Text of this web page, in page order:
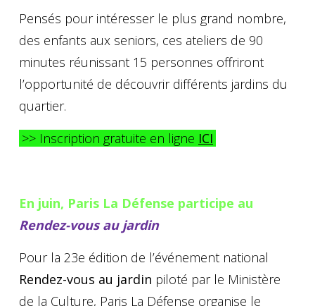
Pensés pour intéresser le plus grand nombre,
des enfants aux seniors, ces ateliers de 90
minutes réunissant 15 personnes offriront
l’opportunité de découvrir différents jardins du
quartier.
>> Inscription gratuite en ligne ICI
En juin, Paris La Défense participe au
Rendez-vous au jardin
Pour la 23e édition de l’événement national
Rendez-vous au jardin piloté par le Ministère
de la Culture, Paris La Défense organise le